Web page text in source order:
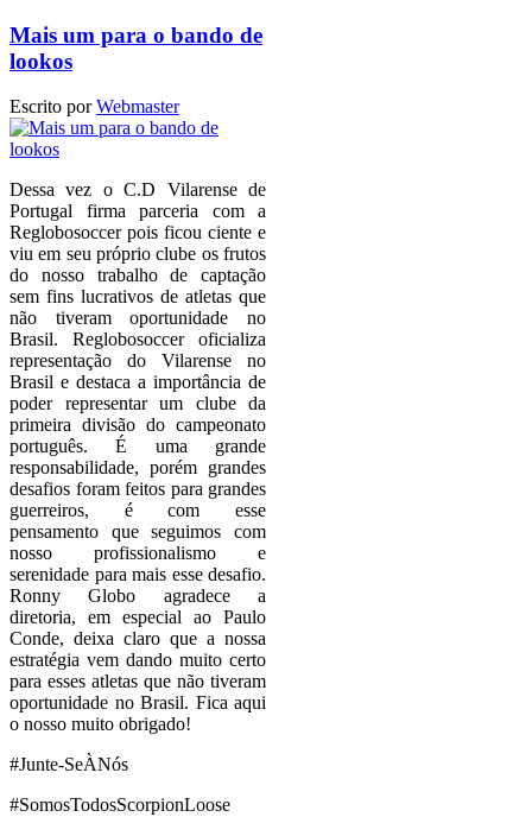
Mais um para o bando de
lookos
Escrito porWebmaster
Dessa vez o C.D Vilarense de
Portugal firma parceria com a
Reglobosoccer pois ficou ciente e
viu em seu próprio clube os frutos
do nosso trabalho de captação
sem fins lucrativos de atletas que
não tiveram oportunidade no
Brasil. Reglobosoccer oficializa
representação do Vilarense no
Brasil e destaca a importância de
poder representar um clube da
primeira divisão do campeonato
português. É uma grande
responsabilidade, porém grandes
desafios foram feitos para grandes
guerreiros, é com esse
pensamento que seguimos com
nosso profissionalismo e
serenidade para mais esse desafio.
Ronny Globo agradece a
diretoria, em especial ao Paulo
Conde, deixa claro que a nossa
estratégia vem dando muito certo
para esses atletas que não tiveram
oportunidade no Brasil. Fica aqui
o nosso muito obrigado!
#Junte-SeÀNós
#SomosTodosScorpionLoose